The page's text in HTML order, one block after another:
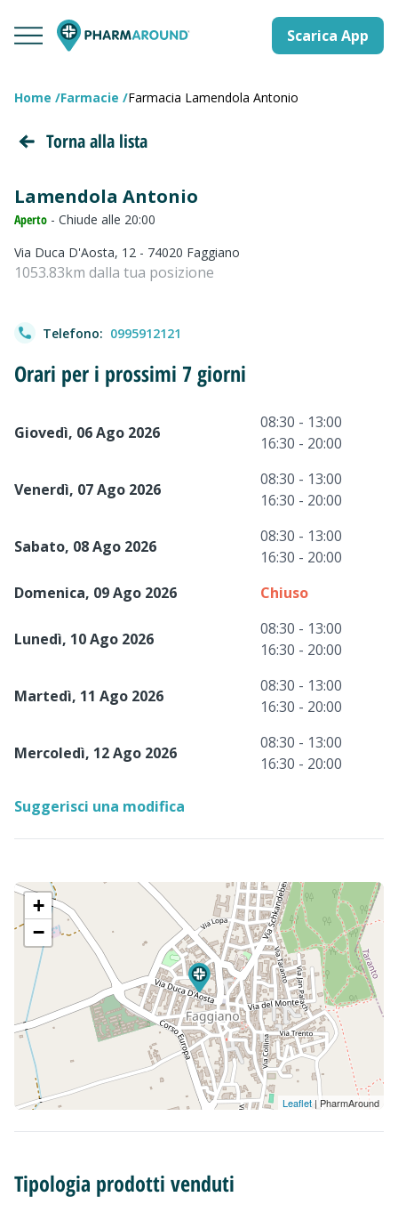
Scarica App
Home Farmacie Farmacia Lamendola Antonio
Torna alla lista
Lamendola Antonio
Aperto - Chiude alle 20:00
Via Duca D'Aosta, 12 - 74020 Faggiano
1053.83km dalla tua posizione
Telefono: 0995912121
Orari per i prossimi 7 giorni
Giovedì, 06 Ago 2026
08:30 - 13:00
16:30 - 20:00
Venerdì, 07 Ago 2026
08:30 - 13:00
16:30 - 20:00
Sabato, 08 Ago 2026
08:30 - 13:00
16:30 - 20:00
Domenica, 09 Ago 2026
Chiuso
Lunedì, 10 Ago 2026
08:30 - 13:00
16:30 - 20:00
Martedì, 11 Ago 2026
08:30 - 13:00
16:30 - 20:00
Mercoledì, 12 Ago 2026
08:30 - 13:00
16:30 - 20:00
Suggerisci una modifica
+
−
Leaflet | PharmAround
Tipologia prodotti venduti